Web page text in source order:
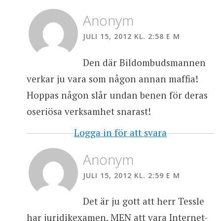
Anonym
JULI 15, 2012 KL. 2:58 E M
Den där Bildombudsmannen
verkar ju vara som någon annan maffia!
Hoppas någon slår undan benen för deras
oseriösa verksamhet snarast!
Logga in för att svara
Anonym
JULI 15, 2012 KL. 2:59 E M
Det är ju gott att herr Tessle
har juridikexamen, MEN att vara Internet-